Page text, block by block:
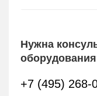
Нужна
+7 (495) 268-